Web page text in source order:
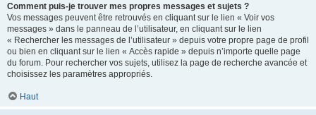
Comment puis-je trouver mes propres messages et sujets ?
Vos messages peuvent être retrouvés en cliquant sur le lien « Voir vos
messages » dans le panneau de l’utilisateur, en cliquant sur le lien
« Rechercher les messages de l’utilisateur » depuis votre propre page de profil
ou bien en cliquant sur le lien « Accès rapide » depuis n’importe quelle page
du forum. Pour rechercher vos sujets, utilisez la page de recherche avancée et
choisissez les paramètres appropriés.
Haut